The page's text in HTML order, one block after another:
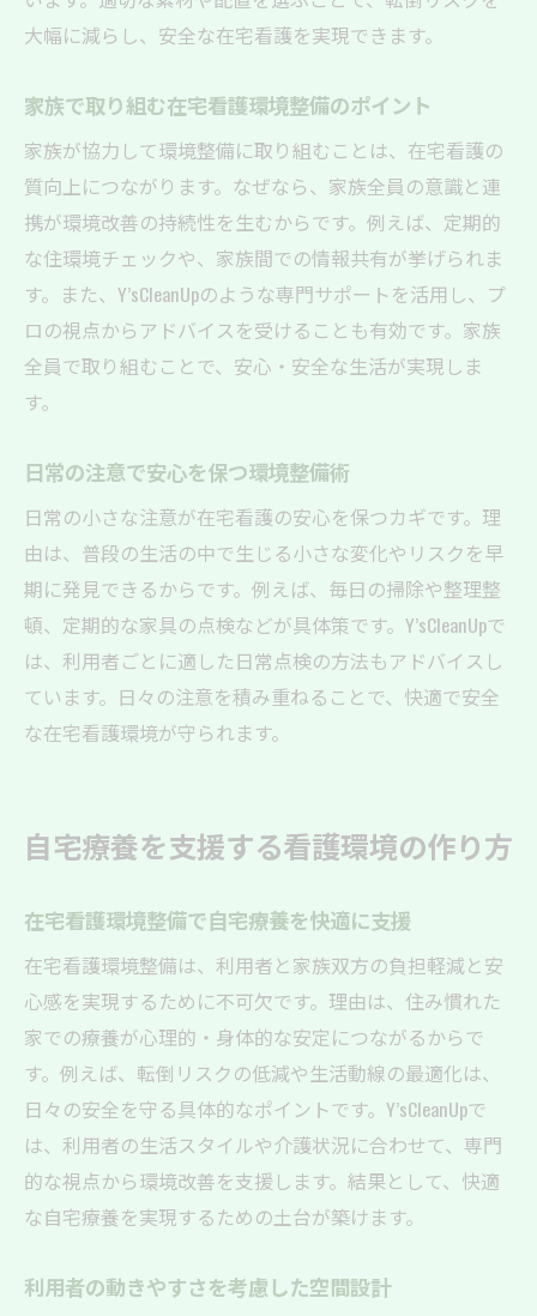
大幅に減らし、安全な在宅看護を実現できます。
家族で取り組む在宅看護環境整備のポイント
家族が協力して環境整備に取り組むことは、在宅看護の
質向上につながります。なぜなら、家族全員の意識と連
携が環境改善の持続性を生むからです。例えば、定期的
な住環境チェックや、家族間での情報共有が挙げられま
す。また、Y’sCleanUpのような専門サポートを活用し、プ
ロの視点からアドバイスを受けることも有効です。家族
全員で取り組むことで、安心・安全な生活が実現しま
す。
日常の注意で安心を保つ環境整備術
日常の小さな注意が在宅看護の安心を保つカギです。理
由は、普段の生活の中で生じる小さな変化やリスクを早
期に発見できるからです。例えば、毎日の掃除や整理整
頓、定期的な家具の点検などが具体策です。Y’sCleanUpで
は、利用者ごとに適した日常点検の方法もアドバイスし
ています。日々の注意を積み重ねることで、快適で安全
な在宅看護環境が守られます。
自宅療養を支援する看護環境の作り方
在宅看護環境整備で自宅療養を快適に支援
在宅看護環境整備は、利用者と家族双方の負担軽減と安
心感を実現するために不可欠です。理由は、住み慣れた
家での療養が心理的・身体的な安定につながるからで
す。例えば、転倒リスクの低減や生活動線の最適化は、
日々の安全を守る具体的なポイントです。Y’sCleanUpで
は、利用者の生活スタイルや介護状況に合わせて、専門
的な視点から環境改善を支援します。結果として、快適
な自宅療養を実現するための土台が築けます。
利用者の動きやすさを考慮した空間設計